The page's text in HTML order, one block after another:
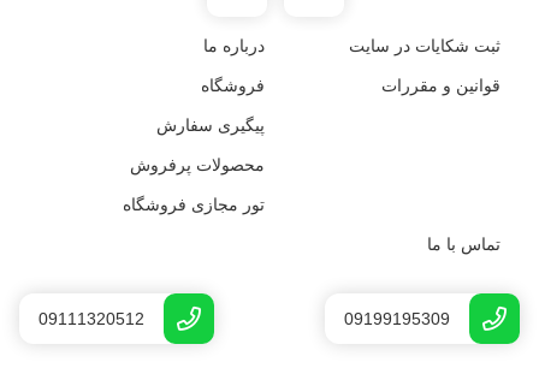
ثبت شکایات در سایت درباره ما
قوانین و مقررات فروشگاه
پیگیری سفارش
محصولات پرفروش
تور مجازی فروشگاه
تماس با ما
09199195309
09111320512